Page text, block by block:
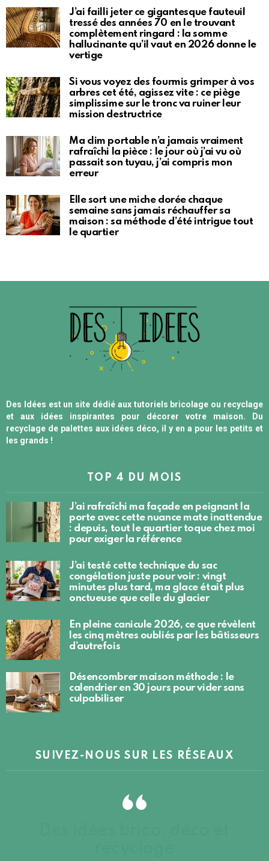
J’ai failli jeter ce gigantesque fauteuil
tressé des années 70 en le trouvant
complètement ringard : la somme
hallucinante qu’il vaut en 2026 donne le
vertige
Si vous voyez des fourmis grimper à vos
arbres cet été, agissez vite : ce piège
simplissime sur le tronc va ruiner leur
mission destructrice
Ma clim portable n’a jamais vraiment
rafraîchi la pièce : le jour où j’ai vu où
passait son tuyau, j’ai compris mon
erreur
Elle sort une miche dorée chaque
semaine sans jamais réchauffer sa
maison : sa méthode d’été intrigue tout
le quartier
Des Idées est un site dédié aux tutoriels bricolage ou recyclage
et aux idées inspirantes pour décorer votre maison. Du
recyclage de palettes aux idées déco, il y en a pour les petits et
les grands !
TOP 4 DU MOIS
J’ai rafraîchi ma façade en peignant la
porte avec cette nuance mate inattendue
: depuis, tout le quartier toque chez moi
pour exiger la référence
J’ai testé cette technique du sac
congélation juste pour voir : vingt
minutes plus tard, ma glace était plus
onctueuse que celle du glacier
En pleine canicule 2026, ce que révèlent
les cinq mètres oubliés par les bâtisseurs
d’autrefois
Désencombrer maison méthode : le
calendrier en 30 jours pour vider sans
culpabiliser
SUIVEZ-NOUS SUR LES RÉSEAUX